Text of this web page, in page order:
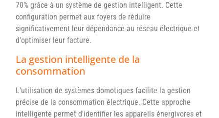
70% grâce à un système de gestion intelligent. Cette
configuration permet aux foyers de réduire
significativement leur dépendance au réseau électrique et
d'optimiser leur facture.
La gestion intelligente de la
consommation
L'utilisation de systèmes domotiques facilite la gestion
précise de la consommation électrique. Cette approche
intelligente permet d'identifier les appareils énergivores et